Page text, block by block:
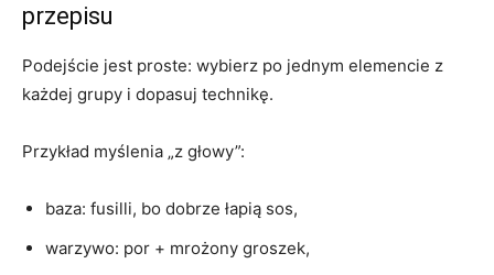
przepisu
Podejście jest proste: wybierz po jednym elemencie z
każdej grupy i dopasuj technikę.
Przykład myślenia „z głowy”:
baza: fusilli, bo dobrze łapią sos,
warzywo: por + mrożony groszek,